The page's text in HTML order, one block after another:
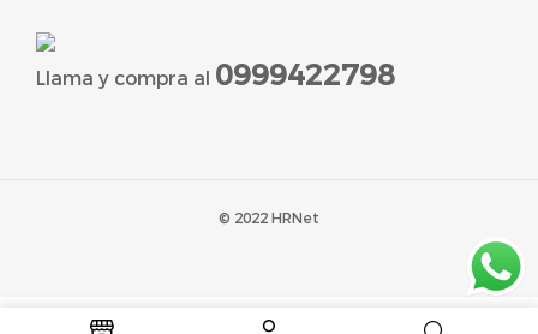
Llama y compra al 0999422798
© 2022 HRNet